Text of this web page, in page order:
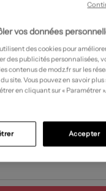
- Outlet
vos données
des cookies pour
des publicités personnalisées,
contenus de modz.fr sur les
site. Vous pouvez en savoir
en cliquant sur « Paramétrer ».
Accepter